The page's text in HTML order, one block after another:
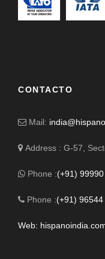
CONTACTO
Mail:
Address : G-57,
Phone :(+91)
Phone :(+91)
Web: